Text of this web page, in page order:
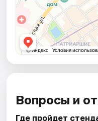
Вопросы и
Где пройдет